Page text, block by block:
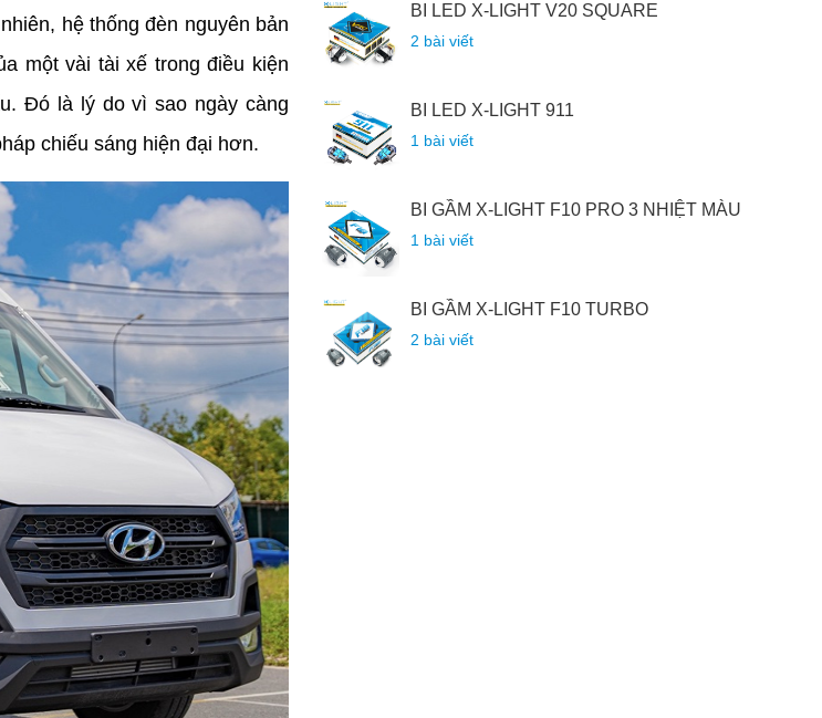
hệ thống đèn nguyên bản
một vài tài xế trong điều kiện
Đó là lý do vì sao ngày càng
chiếu sáng hiện đại hơn.
BI LED X-LIGHT V20 SQUARE
2 bài viết
BI LED X-LIGHT 911
1 bài viết
BI GẦM X-LIGHT F10 PRO 3 NHIỆT MÀU
1 bài viết
BI GẦM X-LIGHT F10 TURBO
2 bài viết